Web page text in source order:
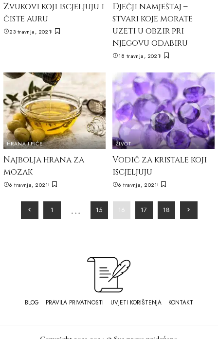
Zvukovi koji iscjeljuju i
čiste auru
23 travnja, 2021
Dječji namještaj –
stvari koje morate
uzeti u obzir pri
njegovu odabiru
18 travnja, 2021
HRANA I PIĆE
Najbolja hrana za
mozak
6 travnja, 2021
ŽIVOT
Vodič za kristale koji
iscjeljuju
6 travnja, 2021
1 … 15 16 17 18
BLOG PRAVILA PRIVATNOSTI UVJETI KORIŠTENJA KONTAKT